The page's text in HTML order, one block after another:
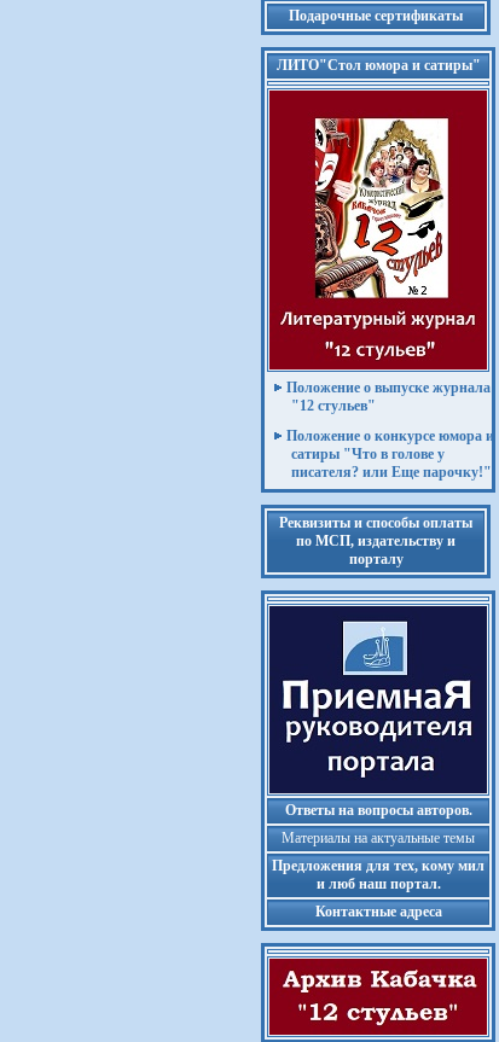
Подарочные сертификаты
ЛИТО"Стол юмора и сатиры"
Положение о выпуске журнала
"12 стульев"
Положение о конкурсе юмора и
сатиры "Что в голове у
писателя? или Еще парочку!"
Реквизиты и способы оплаты
по МСП, издательству и
порталу
Ответы на вопросы авторов.
Материалы на актуальные темы
Предложения для тех, кому мил
и люб наш портал.
Контактные адреса